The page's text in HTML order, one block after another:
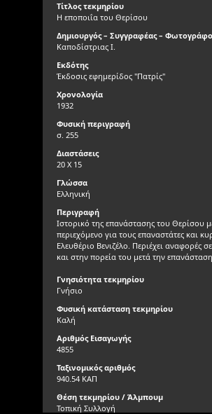
Τίτλος τεκμηρίου
Η εποποιΐα του Θερίσου
Δημιουργός – Συγγραφέας –
Καποδίστριας Ι.
Εκδότης
Έκδοσις εφημερίδος "Πατρίς"
Χρονολογία
1932
Φυσική περιγραφή
σ. 255
Διαστάσεις
20 Χ 15
Γλώσσα
Ελληνική
Περιγραφή
Ιστορικό της επανάστασης του Θερίσου
περιεχόμενο για τους επαναστάτες και
Ελευθέριο Βενιζέλο. Περιέχει αναφορές
και στην πορεία του μετά την
Γνησιότητα τεκμηρίου
Γνήσιο
Φυσική κατάσταση τεκμηρίου
Καλή
Αριθμός Εισαγωγής
4855
Ταξινομικός αριθμός
940.54 ΚΑΠ
Θέση τεκμηρίου / Άλμπουμ
Τοπική Συλλογή